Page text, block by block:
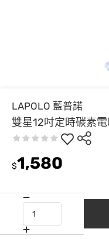
LAPOLO 藍普諾
雙星12吋定時碳素
$1,580